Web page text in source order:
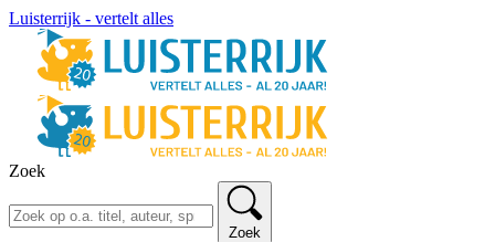
Luisterrijk - vertelt alles
Zoek
Zoek